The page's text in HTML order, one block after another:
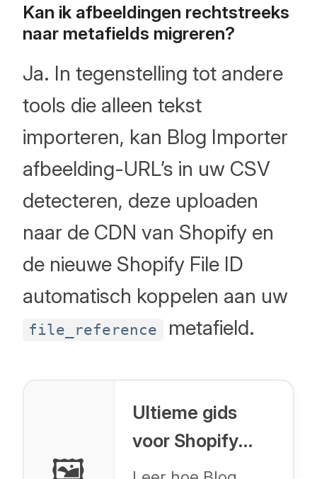
Kan ik afbeeldingen rechtstreeks
naar metafields migreren?
Ja. In tegenstelling tot andere
tools die alleen tekst
importeren, kan Blog Importer
afbeelding-URL’s in uw CSV
detecteren, deze uploaden
naar de CDN van Shopify en
de nieuwe Shopify File ID
automatisch koppelen aan uw
file_reference metafield.
🖼️
Ultieme gids
voor Shopify
afbeelding-